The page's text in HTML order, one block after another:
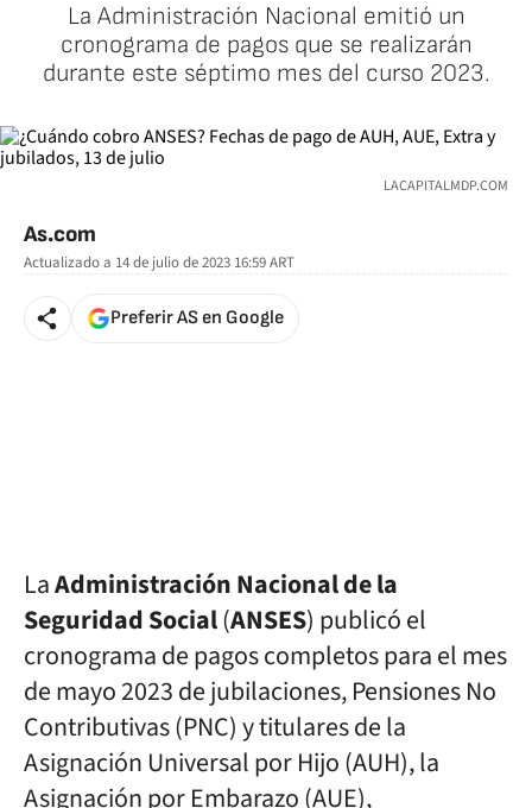
La Administración Nacional emitió un
cronograma de pagos que se realizarán
durante este séptimo mes del curso 2023.
LACAPITALMDP.COM
As.com
Actualizado a 14 de julio de 2023 16:59ART
Preferir AS en Google
LaAdministración Nacional de la
Seguridad Social(ANSES) publicó el
cronograma de pagos completos para el mes
de mayo 2023 de jubilaciones, Pensiones No
Contributivas (PNC) y titulares de la
Asignación Universal por Hijo (AUH), la
Asignación por Embarazo (AUE),